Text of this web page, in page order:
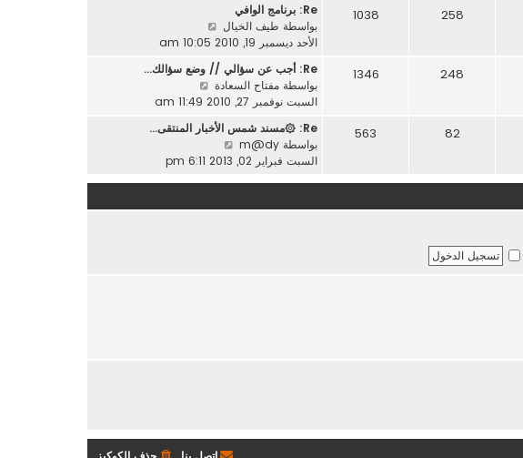
ك
ة
خ
م
ش
ر
ة
258
1038
Re: برنامج الوافي
بواسطة طيف الخيال
ا
د
آ
خ
ر
ش
الأحد ديسمبر 19, 2010 10:05 am
248
1346
Re: أجب عن سؤالي // وضع سؤالك…
بواسطة مفتاح السعادة
ا
د
خ
ر
السبت نوفمبر 27, 2010 11:49 am
82
563
Re: ۞مسند شمس الأخبار المنتقى…
بواسطة m@dy
ا
آ
السبت فبراير 02, 2013 6:11 pm